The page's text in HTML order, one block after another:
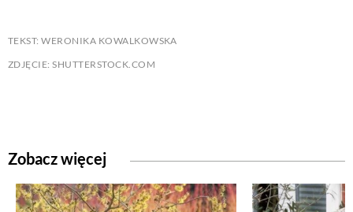
TEKST: WERONIKA KOWALKOWSKA
ZDJĘCIE: SHUTTERSTOCK.COM
Zobacz więcej